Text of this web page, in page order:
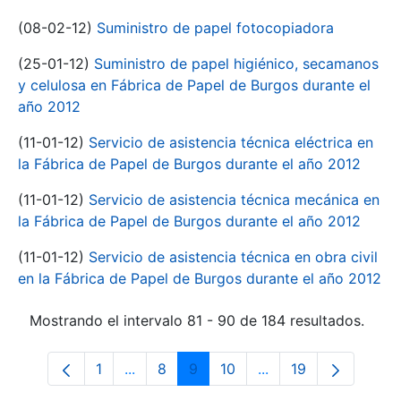
(08-02-12) Suministro de papel fotocopiadora
(25-01-12) Suministro de papel higiénico, secamanos
y celulosa en Fábrica de Papel de Burgos durante el
año 2012
(11-01-12) Servicio de asistencia técnica eléctrica en
la Fábrica de Papel de Burgos durante el año 2012
(11-01-12) Servicio de asistencia técnica mecánica en
la Fábrica de Papel de Burgos durante el año 2012
(11-01-12) Servicio de asistencia técnica en obra civil
en la Fábrica de Papel de Burgos durante el año 2012
Mostrando el intervalo 81 - 90 de 184 resultados.
Página
1 ...Páginas intermedias Use TAB para
Página
8 Página
9 Página
10 ...PáginasPágina
19